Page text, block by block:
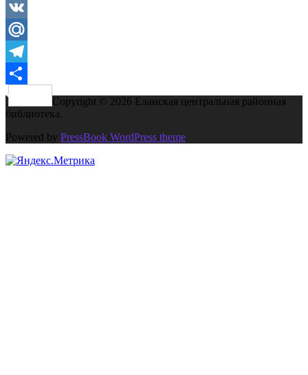
Odnoklassniki
VK
Mail.Ru
Telegram
Отправить
Copyright © 2026 Еланская центральная районная
библиотека.
Powered by PressBook WordPress theme